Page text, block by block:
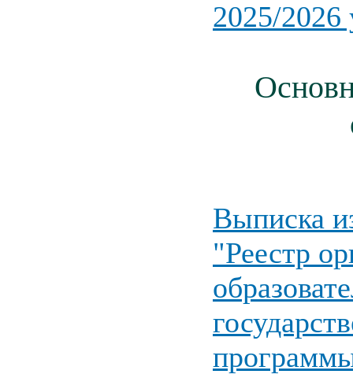
2025/2026
Выписка
"Реестр